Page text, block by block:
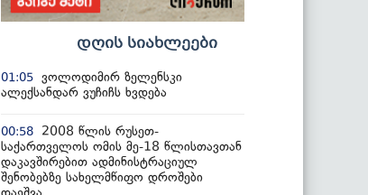
დღის სიახლეები
01:05 ვოლოდიმირ ზელენსკი
ალექსანდარ ვუჩიჩს ხვდება
00:58
2008 წლის რუსეთ-
საქართველოს ომის მე-18 წლისთავთან
დაკავშირებით ადმინისტრაციულ
შენობებზე სახელმწიფო დროშები